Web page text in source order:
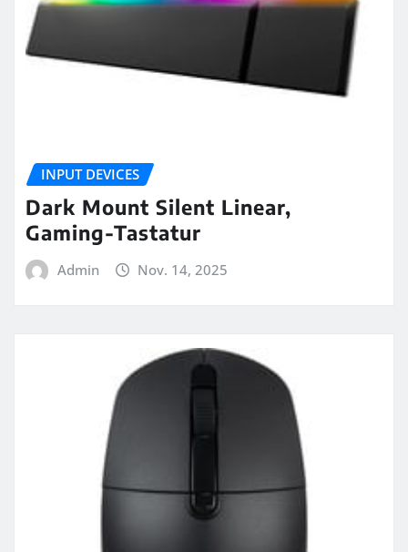
INPUT DEVICES
Dark Mount Silent Linear,
Gaming-Tastatur
Admin Nov. 14, 2025